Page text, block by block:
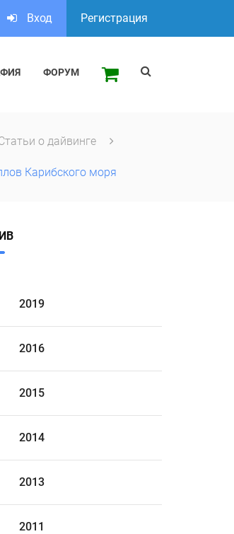
Вход Регистрация
ФОРУМ
о дайвинге
Карибского моря
2019
2016
2015
2014
2013
2011